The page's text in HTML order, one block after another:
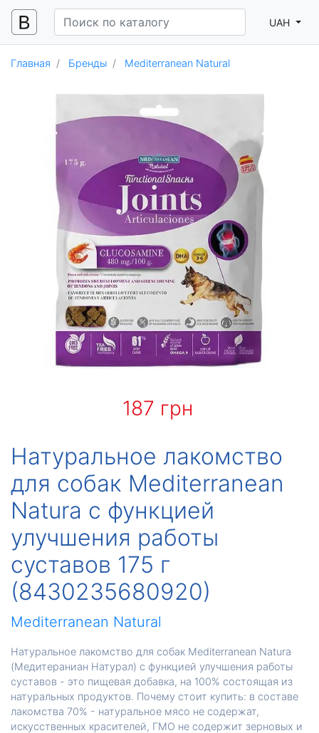
UAH
Главная Бренды Mediterranean Natural
Натуральное лакомство
для собак Mediterranean
Natura с функцией
улучшения работы
суставов 175 г
(8430235680920)
Mediterranean Natural
Натуральное лакомство для собак Mediterranean Natura
(Медитераниан Натурал) с функцией улучшения работы
суставов - это пищевая добавка, на 100% состоящая из
натуральных продуктов. Почему стоит купить: в составе
лакомства 70% - натуральное мясо не содержат,
искусственных красителей, ГМО не содержит зерновых и
187 грн